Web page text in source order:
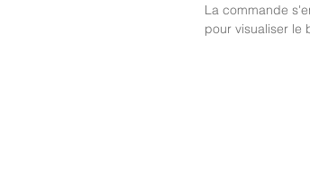
La commande
pour visualiser le